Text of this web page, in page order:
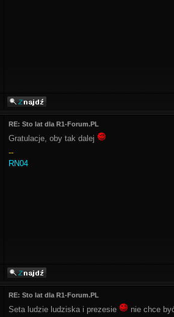
RE: Sto lat dla R1-Forum.PL
Gratulacje, oby tak dalej
--
RN04
RE: Sto lat dla R1-Forum.PL
Seta ludzie ludziska i prezesie nie chce